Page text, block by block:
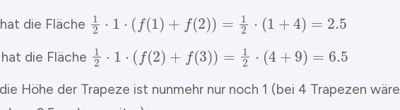
die Fläche
12 ⋅ ( )+f =12⋅ 4 2.5
die Fläche
12 ⋅ ( 2)+f )=12⋅ 9 =6.5
Höhe der Trapeze ist nunmehr nur noch 1 (bei 4 Trapezen wäre